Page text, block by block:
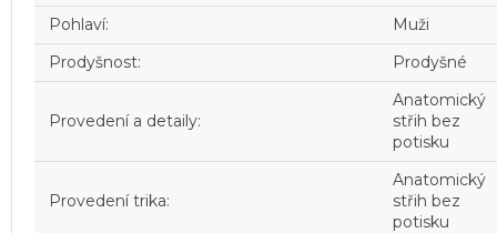
Pohlaví:
Muži
Prodyšnost: Prodyšné
Provedení a detaily:
Anatomický
střih bez
potisku
Provedení trika:
Anatomický
střih bez
potisku